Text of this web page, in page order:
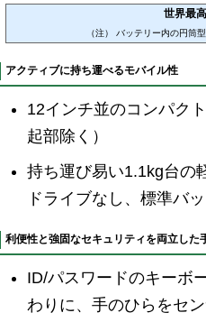
世界最
（注） バッテリー内の円筒
アクティブに持ち運べるモバイル性
12インチ並のコンパク
起部除く）
持ち運び易い1.1kg台の
ドライブなし、標準バ
利便性と強固なセキュリティを両立した
ID/パスワードのキーボ
わりに、手のひらをセ